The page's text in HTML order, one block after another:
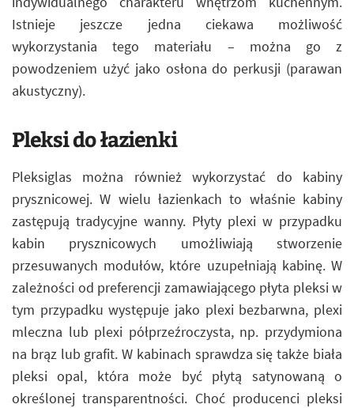
Istnieje jeszcze jedna ciekawa możliwość
wykorzystania tego materiału – można go z
powodzeniem użyć jako osłona do perkusji (parawan
akustyczny).
Pleksi do łazienki
Pleksiglas można również wykorzystać do kabiny
prysznicowej. W wielu łazienkach to właśnie kabiny
zastępują tradycyjne wanny. Płyty plexi w przypadku
kabin prysznicowych umożliwiają stworzenie
przesuwanych modułów, które uzupełniają kabinę. W
zależności od preferencji zamawiającego płyta pleksi w
tym przypadku występuje jako plexi bezbarwna, plexi
mleczna lub plexi półprzeźroczysta, np. przydymiona
na brąz lub grafit. W kabinach sprawdza się także biała
pleksi opal, która może być płytą satynowaną o
określonej transparentności. Choć producenci pleksi